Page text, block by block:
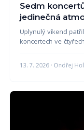
Sedm
jedinečná
Uplynulý víkend
koncertech ve
13. 7. 2026 · Ondřej